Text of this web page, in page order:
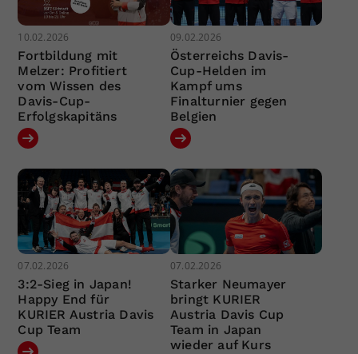
10.02.2026
Fortbildung mit
Melzer: Profitiert
vom Wissen des
Davis-Cup-
Erfolgskapitäns
09.02.2026
Österreichs Davis-
Cup-Helden im
Kampf ums
Finalturnier gegen
Belgien
07.02.2026
3:2-Sieg in Japan!
Happy End für
KURIER Austria Davis
Cup Team
07.02.2026
Starker Neumayer
bringt KURIER
Austria Davis Cup
Team in Japan
wieder auf Kurs